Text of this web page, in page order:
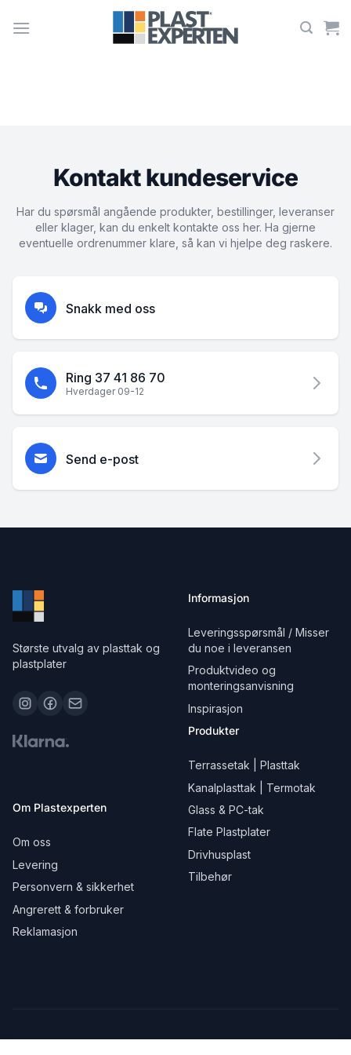
Kontakt kundeservice
Har du spørsmål angående produkter, bestillinger, leveranser
eller klager, kan du enkelt kontakte oss her. Ha gjerne
eventuelle ordrenummer klare, så kan vi hjelpe deg raskere.
Snakk med oss
Ring 37 41 86 70
Hverdager 09-12
Send e-post
Største utvalg av plasttak og
plastplater
Om Plastexperten
Om oss
Levering
Personvern & sikkerhet
Angrerett & forbruker
Reklamasjon
Informasjon
Leveringsspørsmål / Misser
du noe i leveransen
Produktvideo og
monteringsanvisning
Inspirasjon
Produkter
Terrassetak | Plasttak
Kanalplasttak | Termotak
Glass & PC-tak
Flate Plastplater
Drivhusplast
Tilbehør